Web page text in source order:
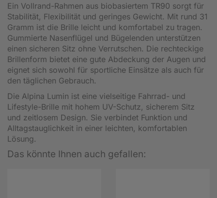
Ein Vollrand-Rahmen aus biobasiertem TR90 sorgt für
Stabilität, Flexibilität und geringes Gewicht. Mit rund 31
Gramm ist die Brille leicht und komfortabel zu tragen.
Gummierte Nasenflügel und Bügelenden unterstützen
einen sicheren Sitz ohne Verrutschen. Die rechteckige
Brillenform bietet eine gute Abdeckung der Augen und
eignet sich sowohl für sportliche Einsätze als auch für
den täglichen Gebrauch.
Die Alpina Lumin ist eine vielseitige Fahrrad- und
Lifestyle-Brille mit hohem UV-Schutz, sicherem Sitz
und zeitlosem Design. Sie verbindet Funktion und
Alltagstauglichkeit in einer leichten, komfortablen
Lösung.
Das könnte Ihnen auch gefallen: